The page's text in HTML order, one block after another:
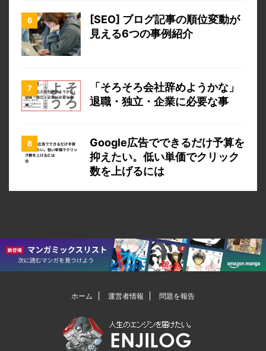
[SEO] ブログ記事の順位変動が
見える6つの事例紹介
「そろそろ会社辞めようかな」
退職・独立・企業に必要な事
Google広告でできるだけ予算を
抑えたい。低い単価でクリック
数を上げるには
ホーム 運営者情報 問題を報告